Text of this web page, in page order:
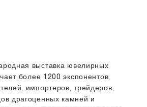
выставка ювелирных
более 1200 экспонентов,
импортеров, трейдеров,
драгоценных камней и